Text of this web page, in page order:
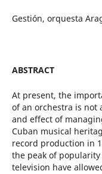
Gestión, orquesta
ABSTRACT
At present, the
of an orchestra is not
and effect of
Cuban musical
record production in
the peak of
television have